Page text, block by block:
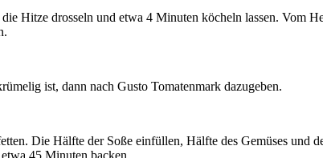
Hitze drosseln und etwa 4 Minuten köcheln lassen. Vom
ist, dann nach Gusto Tomatenmark dazugeben.
Die Hälfte der Soße einfüllen, Hälfte des Gemüses und
45 Minuten backen.